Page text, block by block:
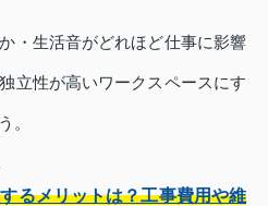
・生活音がどれほど仕事に影響
立性が高いワークスペースにす
。
るメリットは？工事費用や維